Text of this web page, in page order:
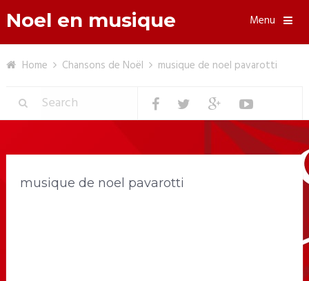
Noel en musique Menu
Home Chansons de Noël musique de noel pavarotti
musique de noel pavarotti